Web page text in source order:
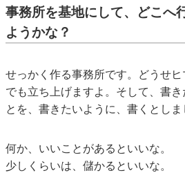
事務所を基地にして、どこへ
ようかな？
せっかく作る事務所です。どうせ
でも立ち上げますよ。そして、書
とを、書きたいように、書くとしま
何か、いいことがあるといいな。
少しくらいは、儲かるといいな。